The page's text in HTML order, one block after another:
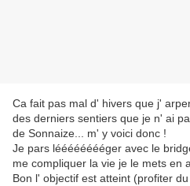
Ca fait pas mal d' hivers que j'
des derniers sentiers que je n' ai
de Sonnaize... m' y voici donc !
Je pars lééééééééger avec le
me compliquer la vie je le mets en
Bon l' objectif est atteint (profiter